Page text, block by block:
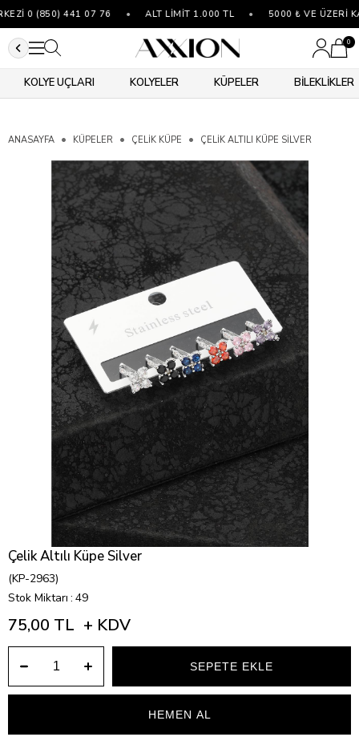
0 (850) 441 07 76 ALT LİMİT 1.000 TL 5000 ₺ VE ÜZERİ
0
KOLYE UÇLARI KOLYELER KÜPELER BİLEKLİKLER
ANASAYFA KÜPELER ÇELIK KÜPE ÇELIK ALTILI KÜPE SILVER
Çelik Altılı Küpe Silver
(KP-2963)
Stok Miktarı : 49
75,00 TL + KDV